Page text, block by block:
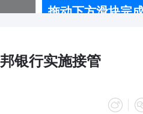
银行实施接管